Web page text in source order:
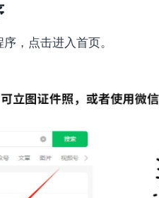
序，点击进入首页。